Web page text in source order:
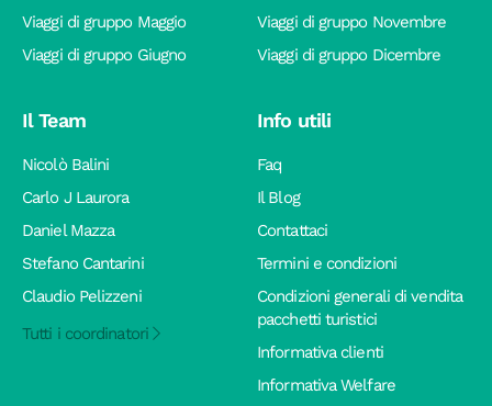
Viaggi di gruppo Maggio
Viaggi di gruppo Giugno
Viaggi di gruppo Novembre
Viaggi di gruppo Dicembre
Il Team
Nicolò Balini
Carlo J Laurora
Daniel Mazza
Stefano Cantarini
Claudio Pelizzeni
Tutti i coordinatori
Info utili
Faq
Il Blog
Contattaci
Termini e condizioni
Condizioni generali di vendita
pacchetti turistici
Informativa clienti
Informativa Welfare